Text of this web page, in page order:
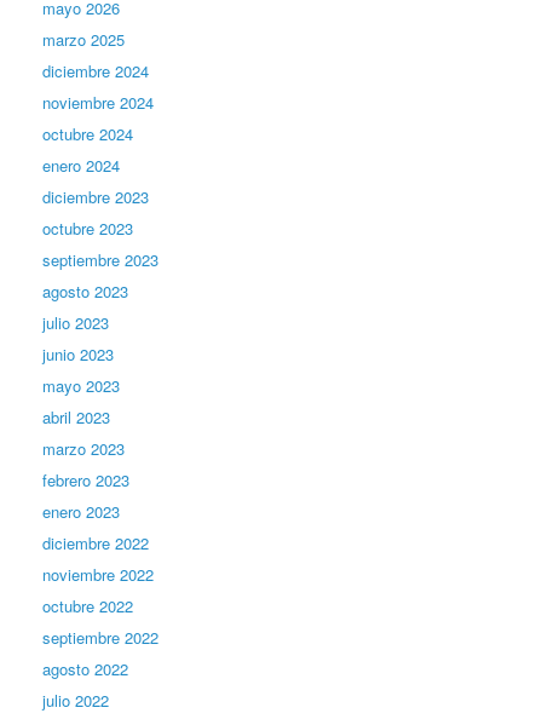
mayo 2026
marzo 2025
diciembre 2024
noviembre 2024
octubre 2024
enero 2024
diciembre 2023
octubre 2023
septiembre 2023
agosto 2023
julio 2023
junio 2023
mayo 2023
abril 2023
marzo 2023
febrero 2023
enero 2023
diciembre 2022
noviembre 2022
octubre 2022
septiembre 2022
agosto 2022
julio 2022